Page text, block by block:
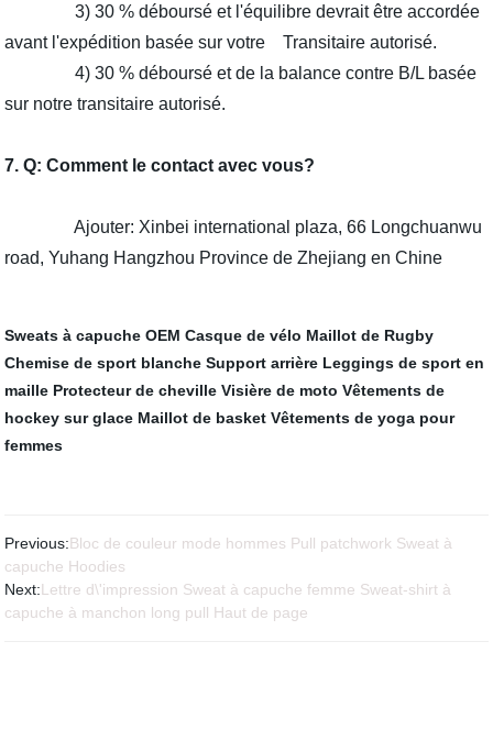
3) 30 % déboursé et l'équilibre devrait être accordée
avant l'expédition basée sur votre Transitaire autorisé.
4) 30 % déboursé et de la balance contre B/L basée
sur notre transitaire autorisé.
7. Q: Comment le contact avec vous?
Ajouter: Xinbei international plaza, 66 Longchuanwu
road, Yuhang Hangzhou Province de Zhejiang en Chine
Sweats à capuche OEM Casque de vélo Maillot de Rugby
Chemise de sport blanche Support arrière Leggings de sport en
maille Protecteur de cheville Visière de moto Vêtements de
hockey sur glace Maillot de basket Vêtements de yoga pour
femmes
Previous:Bloc de couleur mode hommes Pull patchwork Sweat à
capuche Hoodies
Next:Lettre d\'impression Sweat à capuche femme Sweat-shirt à
capuche à manchon long pull Haut de page